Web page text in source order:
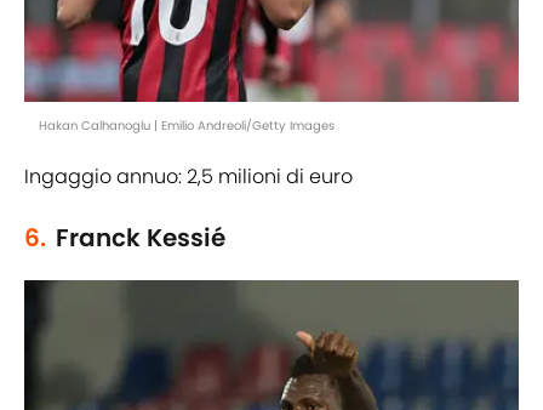
Hakan Calhanoglu | Emilio Andreoli/Getty Images
Ingaggio annuo: 2,5 milioni di euro
6. Franck Kessié